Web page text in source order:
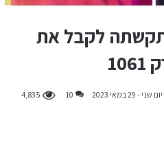
לקבל את
יום שני - 29 במאי 2023 10
4,835